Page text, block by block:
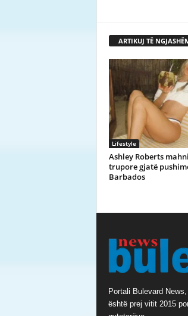
ARTIKUJ TË
Lifestyle
Ashley Roberts
trupore gjatë
Barbados
Portali Bulevard
është prej vitit 2015